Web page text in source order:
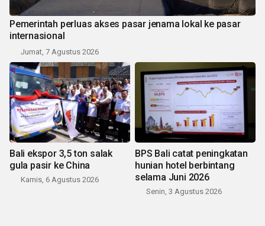
Pemerintah perluas akses pasar jenama lokal ke pasar
internasional
Jumat, 7 Agustus 2026
Bali ekspor 3,5 ton salak
gula pasir ke China
Kamis, 6 Agustus 2026
BPS Bali catat peningkatan
hunian hotel berbintang
selama Juni 2026
Senin, 3 Agustus 2026